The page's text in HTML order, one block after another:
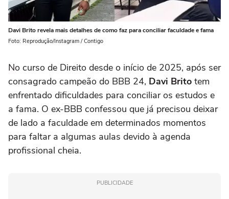
Davi Brito revela mais detalhes de como faz para conciliar faculdade e fama
Foto: Reprodução/Instagram / Contigo
No curso de Direito desde o início de 2025, após ser
consagrado campeão do BBB 24, Davi Brito tem
enfrentado dificuldades para conciliar os estudos e
a fama. O ex-BBB confessou que já precisou deixar
de lado a faculdade em determinados momentos
para faltar a algumas aulas devido à agenda
profissional cheia.
PUBLICIDADE